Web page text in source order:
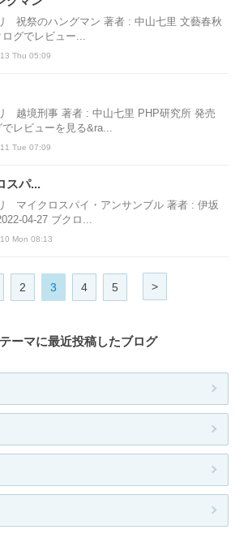
祝祭のハングマン 著者 : 中山七里 文藝春秋
グでレビュー...
Thu 05:09
越境刑事 著者 : 中山七里 PHP研究所 発売
レビューを見る&ra...
Tue 07:09
スパ...
マイクロスパイ・アンサンブル 著者 : 伊坂
04-27 ブクロ...
Mon 08:13
2 3 4 5 >
ーマに最近投稿したブログ